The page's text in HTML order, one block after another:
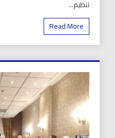
تنظيم...
Read More